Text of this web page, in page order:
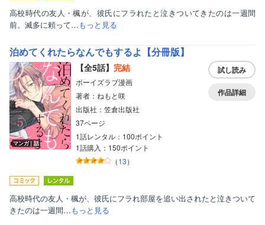
高校時代の友人・楓が、彼氏にフラれたと泣きついてきたのは一週間
前。滅多に頼って…もっと見る
泊めてくれたらなんでもするよ【分冊版】
マンガ｜話
【全5話】 完結
ボーイズラブ漫画
著者：ねもと咲
出版社：笠倉出版社
37ページ
1話レンタル：100ポイント
1話購入：150ポイント
（13）
試し読み
作品詳細
高校時代の友人・楓が、彼氏にフラれ部屋を追い出されたと泣きついて
きたのは一週間…もっと見る